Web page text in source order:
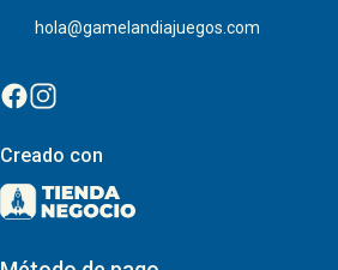
hola@gamelandiajuegos.com
Creado con